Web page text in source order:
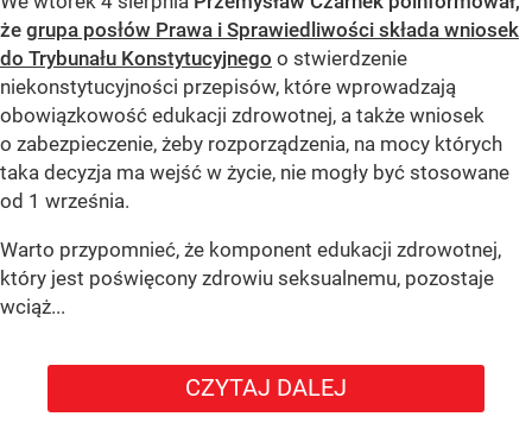
że grupa posłów Prawa i Sprawiedliwości składa wniosek
do Trybunału Konstytucyjnego o stwierdzenie
niekonstytucyjności przepisów, które wprowadzają
obowiązkowość edukacji zdrowotnej, a także wniosek
o zabezpieczenie, żeby rozporządzenia, na mocy których
taka decyzja ma wejść w życie, nie mogły być stosowane
od 1 września.
Warto przypomnieć, że komponent edukacji zdrowotnej,
który jest poświęcony zdrowiu seksualnemu, pozostaje
wciąż...
CZYTAJ DALEJ